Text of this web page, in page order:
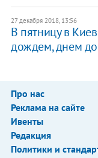
27 декабря 2018, 13:56
В пятницу в
дождем, днем
Про нас
Реклама на сайте
Ивенты
Редакция
Политики и